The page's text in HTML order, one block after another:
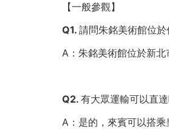
【一般參觀】
Q1. 請問朱銘美術館位於
A ：朱銘美術館位於新
Q2. 有大眾運輸可以直達
A：是的，來賓可以搭